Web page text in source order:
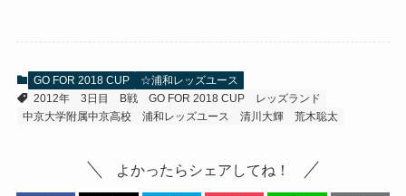
GO FOR 2018 CUP
☆浦和レッズユース
2012年
3日目 B戦 GO FOR 2018 CUP
レッズランド
中京大学附属中京高校
浦和レッズユース 清川大輝 荒木聡太
よかったらシェアしてね！